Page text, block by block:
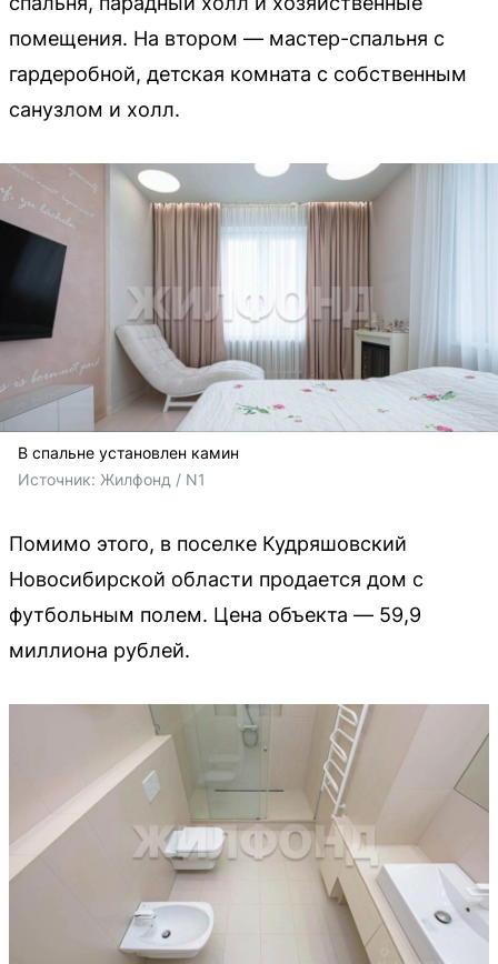
помещения. На втором — мастер-спальня с
гардеробной, детская комната с собственным
санузлом и холл.
В спальне установлен камин
Источник: Жилфонд / N1
Помимо этого, в поселке Кудряшовский
Новосибирской области продается дом с
футбольным полем. Цена объекта — 59,9
миллиона рублей.